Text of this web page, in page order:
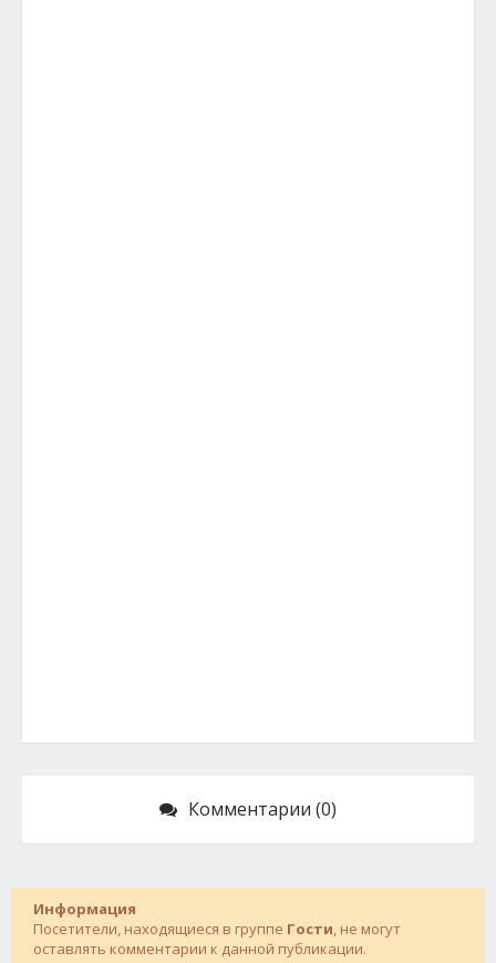
Комментарии (0)
Информация
Посетители, находящиеся в группе Гости , не могут
оставлять комментарии к данной публикации.